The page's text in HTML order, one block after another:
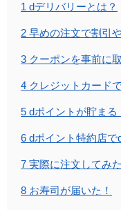
1 dデリバリーとは？
2 早めの注文で割引
3 クーポンを事前に
4 クレジットカード
5 dポイントが貯まる
6 dポイント特約店で
7 実際に注文してみた
8 お寿司が届いた！